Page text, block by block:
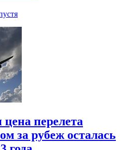
перелета
за рубеж осталась